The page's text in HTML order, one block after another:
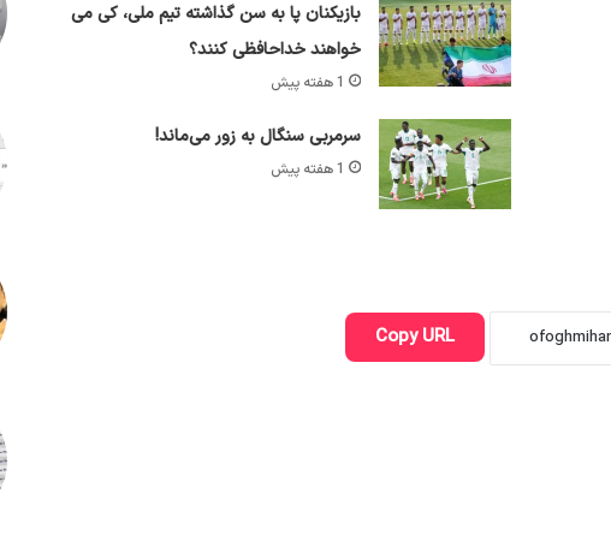
بازیکنان پا به سن گذاشته تیم ملی، کی می
خواهند خداحافظی کنند؟
1 هفته پیش
سرمربی سنگال به زور می‌ماند!
1 هفته پیش
Copy URL